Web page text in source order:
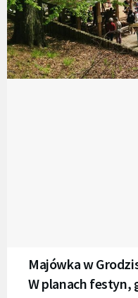
Majówka w
W planach festyn,